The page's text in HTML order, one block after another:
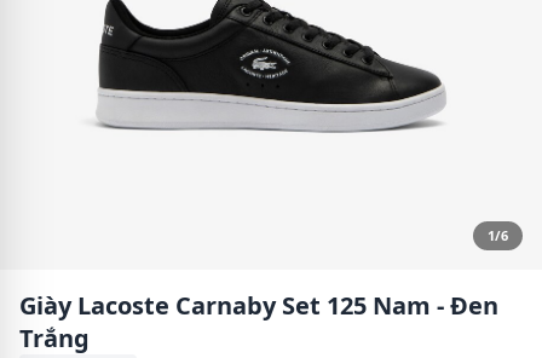
1/6
Giày Lacoste Carnaby Set 125 Nam - Đen
Trắng